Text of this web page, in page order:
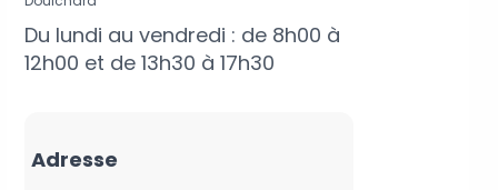
Du lundi au vendredi : de 8h00 à
12h00 et de 13h30 à 17h30
Adresse